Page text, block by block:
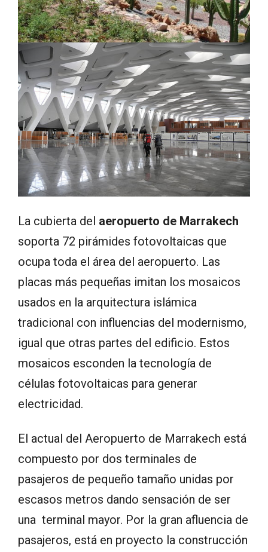
La cubierta del aeropuerto de Marrakech
soporta 72 pirámides fotovoltaicas que
ocupa toda el área del aeropuerto. Las
placas más pequeñas imitan los mosaicos
usados en la arquitectura islámica
tradicional con influencias del modernismo,
igual que otras partes del edificio. Estos
mosaicos esconden la tecnología de
células fotovoltaicas para generar
electricidad.
El actual del Aeropuerto de Marrakech está
compuesto por dos terminales de
pasajeros de pequeño tamaño unidas por
escasos metros dando sensación de ser
una terminal mayor. Por la gran afluencia de
pasajeros, está en proyecto la construcción